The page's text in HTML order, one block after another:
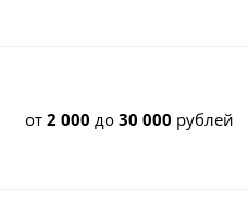
от2 000 до30 000 рублей